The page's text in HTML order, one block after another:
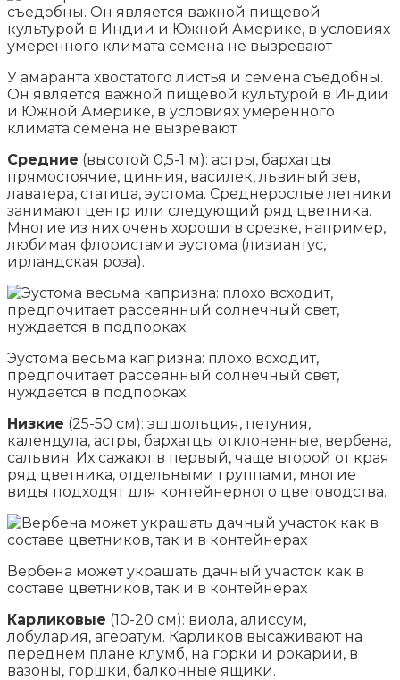
У амаранта хвостатого листья и семена съедобны.
Он является важной пищевой культурой в Индии
и Южной Америке, в условиях умеренного
климата семена не вызревают
Средние (высотой 0,5-1 м): астры, бархатцы
прямостоячие, цинния, василек, львиный зев,
лаватера, статица, эустома. Среднерослые летники
занимают центр или следующий ряд цветника.
Многие из них очень хороши в срезке, например,
любимая флористами эустома (лизиантус,
ирландская роза).
Эустома весьма капризна: плохо всходит,
предпочитает рассеянный солнечный свет,
нуждается в подпорках
Низкие (25-50 см): эшшольция, петуния,
календула, астры, бархатцы отклоненные, вербена,
сальвия. Их сажают в первый, чаще второй от края
ряд цветника, отдельными группами, многие
виды подходят для контейнерного цветоводства.
Вербена может украшать дачный участок как в
составе цветников, так и в контейнерах
Карликовые (10-20 см): виола, алиссум,
лобулария, агератум. Карликов высаживают на
переднем плане клумб, на горки и рокарии, в
вазоны, горшки, балконные ящики.